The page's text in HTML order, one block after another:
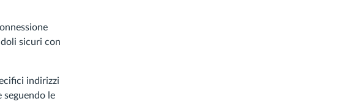
sicuri con
indirizzi
seguendo le